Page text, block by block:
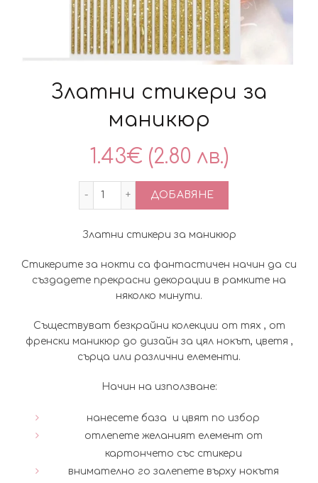
Златни стикери за
маникюр
1.43€ (2.80 лв.)
количество за Златни стикери за
ДОБАВЯНЕ
Златни стикери за маникюр
Стикерите за нокти са фантастичен начин да си
създадете прекрасни декорации в рамките на
няколко минути.
Съществуват безкрайни колекции от тях , от
френски маникюр до дизайн за цял нокът, цветя ,
сърца или различни елементи.
Начин на използване:
нанесете база и цвят по избор
отлепете желаният елемент от
картончето със стикери
внимателно го залепете върху нокътя